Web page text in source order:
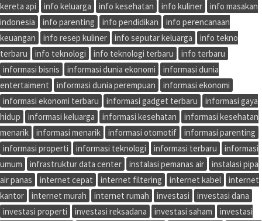
kereta api
info keluarga info kesehatan info kuliner
info masakan
indonesia
info parenting info pendidikan
info perencanaan
keuangan
info resep kuliner info seputar keluarga
info tekno
terbaru
info teknologi info teknologi terbaru
info terbaru
informasi bisnis
informasi dunia ekonomi
informasi dunia
entertaiment
informasi dunia perempuan
informasi ekonomi
informasi ekonomi terbaru
informasi gadget terbaru
informasi gaya
hidup
informasi keluarga informasi kesehatan
informasi kesehatan
menarik
informasi menarik informasi otomotif
informasi parenting
informasi properti
informasi teknologi informasi terbaru
informasi
umum
infrastruktur data center instalasi pemanas air
instalasi pipa
air panas
internet cepat internet filtering internet kabel
internet
kantor
internet murah internet rumah investasi
investasi dana
investasi properti
investasi reksadana investasi saham
investasi